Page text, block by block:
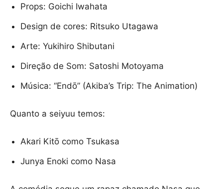
Props: Goichi Iwahata
Design de cores: Ritsuko Utagawa
Arte: Yukihiro Shibutani
Direção de Som: Satoshi Motoyama
Música: “Endō” (Akiba’s Trip: The Animation)
Quanto a seiyuu temos:
Akari Kitō como Tsukasa
Junya Enoki como Nasa